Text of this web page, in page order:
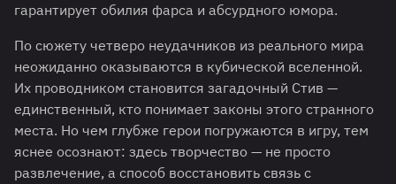
гарантирует обилия фарса и абсурдного юмора.
По сюжету четверо неудачников из реального мира
неожиданно оказываются в кубической вселенной.
Их проводником становится загадочный Стив —
единственный, кто понимает законы этого странного
места. Но чем глубже герои погружаются в игру, тем
яснее осознают: здесь творчество — не просто
развлечение, а способ восстановить связь с